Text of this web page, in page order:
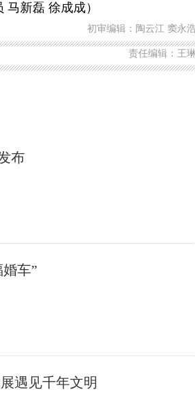
新磊 徐成成）
初审编辑：陶云江 窦永
责任编辑：王琳
布
车”
遇见千年文明